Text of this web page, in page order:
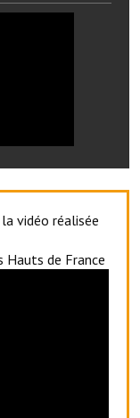
vidéo réalisée
Hauts de France